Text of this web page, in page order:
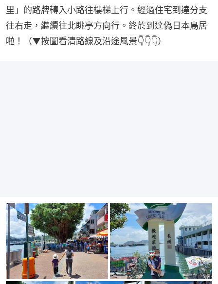
里」的路牌轉入小路往樓梯上行。經過住宅到達分支
往右走，繼續往北眺亭方向行。終於到達偽日本鳥居
啦！（▼按圖看清路線及沿途風景👇👇👇）